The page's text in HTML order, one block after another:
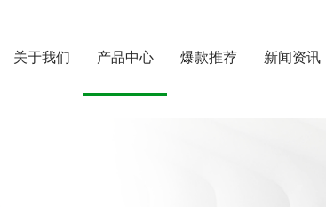
关于我们 产品中心 爆款推荐 新闻资讯